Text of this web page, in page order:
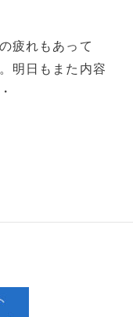
疲れもあって
明日もまた内容